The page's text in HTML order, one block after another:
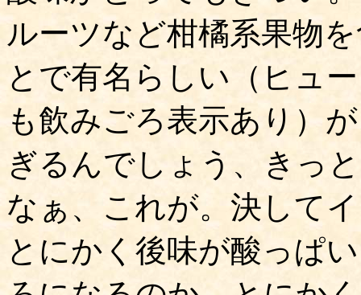
ルーツなど柑橘系果物
とで有名らしい（ヒュ
も飲みごろ表示あり）
ぎるんでしょう、きっ
なぁ、これが。決して
とにかく後味が酸っぱ